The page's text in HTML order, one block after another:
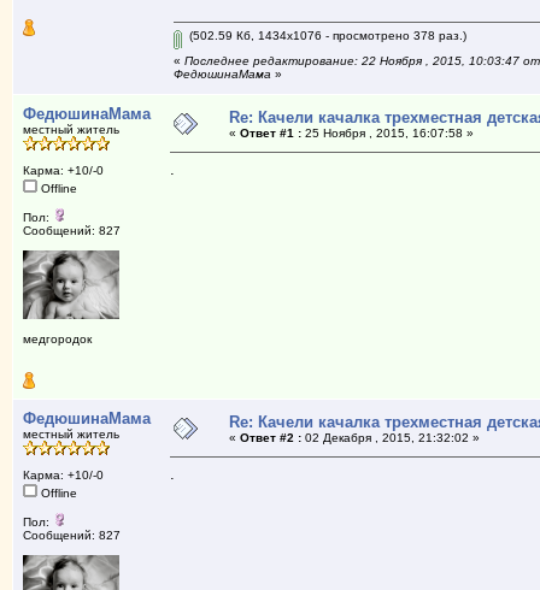
(502.59 Кб, 1434x1076 - просмотрено 378 раз.)
« Последнее редактирование: 22 Ноября , 2015, 10:03:47 от
ФедюшинаМама »
ФедюшинаМама
местный житель
Карма: +10/-0
Offline
Пол:
Сообщений: 827
медгородок
Re: Качели качалка трехместная
« Ответ #1 :25 Ноября , 2015, 16:07:58 »
.
ФедюшинаМама
местный житель
Карма: +10/-0
Offline
Пол:
Сообщений: 827
Re: Качели качалка трехместная
« Ответ #2 :02 Декабря , 2015, 21:32:02 »
.